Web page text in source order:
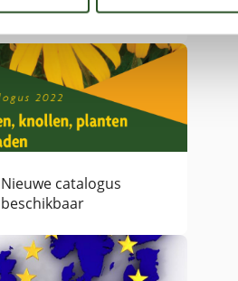
toelatingsprocedures
bestrijdingsmiddelen.
Nieuwe catalogus
beschikbaar